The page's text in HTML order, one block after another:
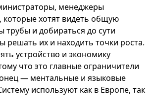
менеджеры
которые хотят видеть общую
трубы и добираться до сути
решать их и находить точки роста.
устройство и экономику
что это главные ограничители
— ментальные и языковые
используют как в Европе, так